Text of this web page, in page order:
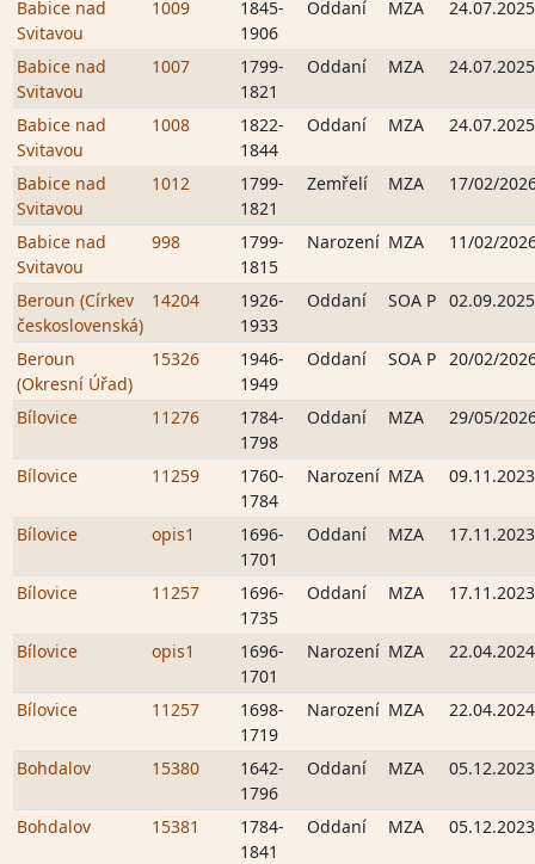
Babice nad
Svitavou
1009
1845-
1906
Oddaní MZA 24.07.2025
Babice nad
Svitavou
1007
1799-
1821
Oddaní MZA 24.07.2025
Babice nad
Svitavou
1008
1822-
1844
Oddaní MZA 24.07.2025
Babice nad
Svitavou
1012
1799-
1821
Zemřelí MZA 17/02/
Babice nad
Svitavou
998
1799-
1815
Narození MZA 11/02/
Beroun (Církev
československá)
14204
1926-
1933
Oddaní SOA P 02.09.2025
Beroun
(Okresní Úřad)
15326
1946-
1949
Oddaní SOA P 20/02/
Bílovice 11276
1784-
1798
Oddaní MZA 29/05/
Bílovice 11259
1760-
1784
Narození MZA 09.11.2023
Bílovice opis1
1696-
1701
Oddaní MZA 17.11.2023
Bílovice 11257
1696-
1735
Oddaní MZA 17.11.2023
Bílovice opis1
1696-
1701
Narození MZA 22.04.2024
Bílovice 11257
1698-
1719
Narození MZA 22.04.2024
Bohdalov 15380
1642-
1796
Oddaní MZA 05.12.2023
Bohdalov 15381
1784-
1841
Oddaní MZA 05.12.2023